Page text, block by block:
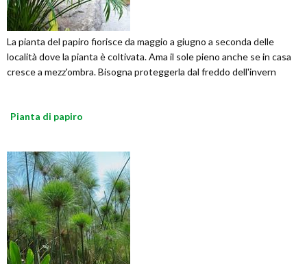
La pianta del papiro fiorisce da maggio a giugno a seconda delle
località dove la pianta è coltivata. Ama il sole pieno anche se in casa
cresce a mezz'ombra. Bisogna proteggerla dal freddo dell'invern
Pianta di papiro